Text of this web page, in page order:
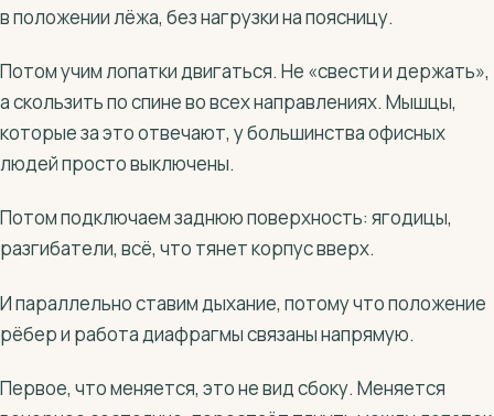
в положении лёжа, без нагрузки на поясницу.
Потом учим лопатки двигаться. Не «свести и держать»,
а скользить по спине во всех направлениях. Мышцы,
которые за это отвечают, у большинства офисных
людей просто выключены.
Потом подключаем заднюю поверхность: ягодицы,
разгибатели, всё, что тянет корпус вверх.
И параллельно ставим дыхание, потому что положение
рёбер и работа диафрагмы связаны напрямую.
Первое, что меняется, это не вид сбоку. Меняется